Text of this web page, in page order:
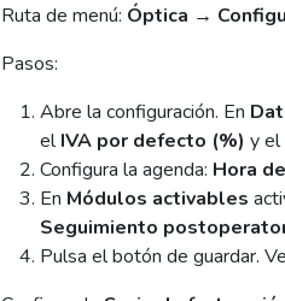
Ruta de menú: Óptica →
Pasos:
Abre la configuración. En
elIVA por defecto (%) y el
Configura la agenda: Hora
En Módulos activables
Seguimiento
Pulsa el botón de guardar.